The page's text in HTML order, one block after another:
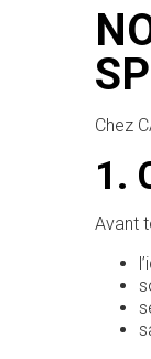
Chez
1.
Avant